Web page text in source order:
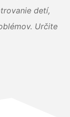
detí,
Určite